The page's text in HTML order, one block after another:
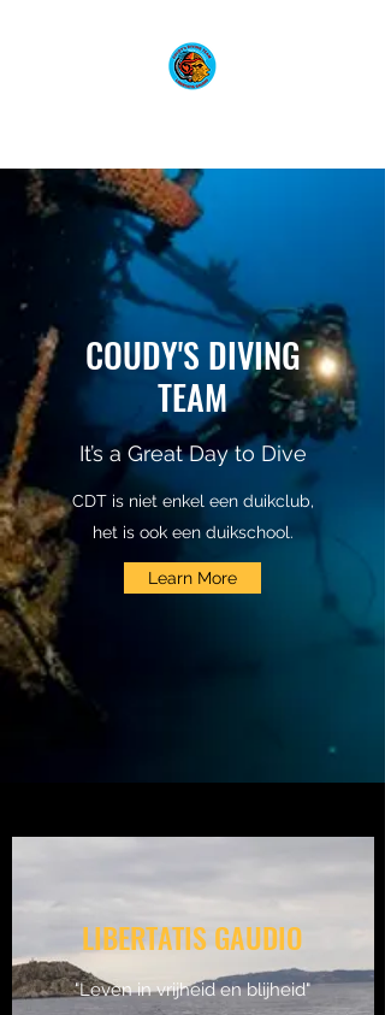
COUDY'S DIVING
TEAM
It’s a Great Day to Dive
CDT is niet enkel een duikclub,
het is ook een duikschool.
Learn More
LIBERTATIS GAUDIO
"Leven in vrijheid en blijheid"